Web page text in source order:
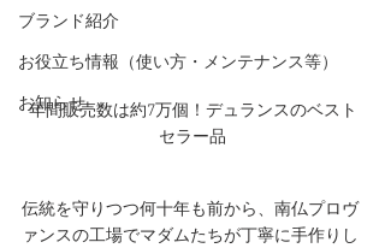
ブランド紹介
お役立ち情報（使い方・メンテナンス等）
お知らせ
年間販売数は約7万個！デュランスのベスト
セラー品
伝統を守りつつ何十年も前から、南仏プロヴ
ァンスの工場でマダムたちが丁寧に手作りし